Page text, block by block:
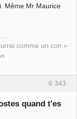
Même Mr Maurice
comme un con »
6 343
quand t'es